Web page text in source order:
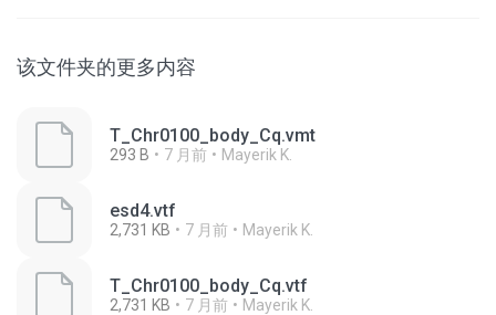
该文件夹的更多内容
T_Chr0100_body_Cq.vmt
293 B 7 月前 Mayerik K.
esd4.vtf
2,731 KB 7 月前 Mayerik K.
T_Chr0100_body_Cq.vtf
2,731 KB 7 月前 Mayerik K.